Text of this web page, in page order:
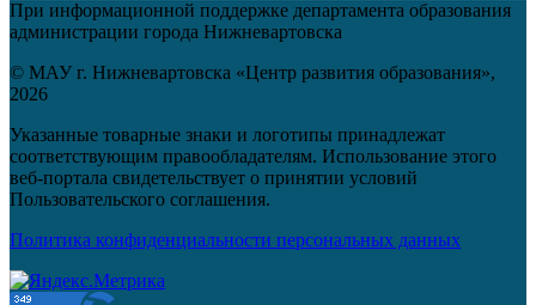
При информационной поддержке департамента образования
администрации города Нижневартовска
© МАУ г. Нижневартовска «Центр развития образования»,
2026
Указанные товарные знаки и логотипы принадлежат
соответствующим правообладателям. Использование этого
веб-портала свидетельствует о принятии условий
Пользовательского соглашения.
Политика конфиденциальности персональных данных